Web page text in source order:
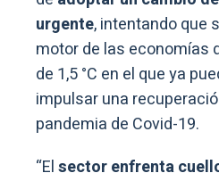
urgente, intentando que
motor de las economías
de 1,5 °C en el que ya
impulsar una
pandemia de Covid-19.
“Elsector enfrenta